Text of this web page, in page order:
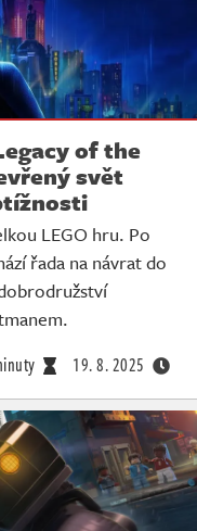
of the
svět
LEGO hru. Po
řada na návrat do
19. 8. 2025